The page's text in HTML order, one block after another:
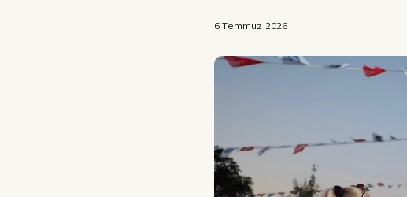
6 Temmuz 2026